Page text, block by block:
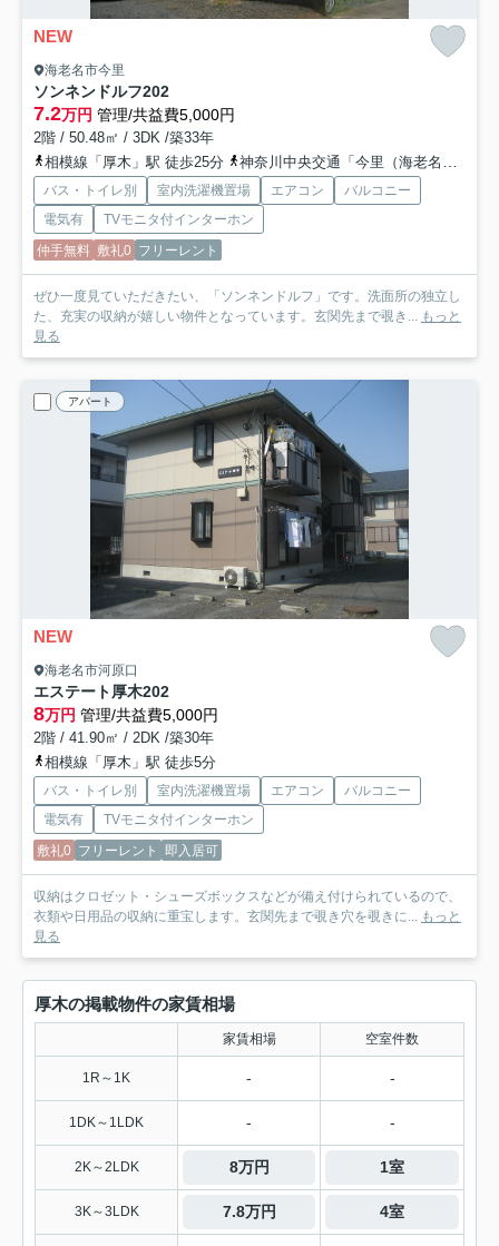
NEW
海老名市今里
ソンネンドルフ202
7.2万円 管理/共益費5,000円
2階 / 50.48㎡ / 3DK /築33年
相模線「厚木」駅 徒歩25分
神奈川中央交通「今里（海老名市）」バス停下車 徒歩2分
バス・トイレ別 室内洗濯機置場 エアコン
バルコニー
電気有
TVモニタ付インターホン
仲手無料 敷礼0 フリーレント
ぜひ一度見ていただきたい、「ソンネンドルフ」です。洗面所の独立し
た、充実の収納が嬉しい物件となっています。玄関先まで覗き... もっと
見る
アパート
NEW
海老名市河原口
エステート厚木202
8万円 管理/共益費5,000円
2階 / 41.90㎡ / 2DK /築30年
相模線「厚木」駅 徒歩5分
バス・トイレ別 室内洗濯機置場 エアコン
バルコニー
電気有
TVモニタ付インターホン
敷礼0 フリーレント 即入居可
収納はクロゼット・シューズボックスなどが備え付けられているので、
衣類や日用品の収納に重宝します。玄関先まで覗き穴を覗きに... もっと
見る
厚木の掲載物件の家賃相場
家賃相場 空室件数
1R～1K - -
1DK～1LDK - -
2K～2LDK 8万円 1室
3K～3LDK 7.8万円 4室